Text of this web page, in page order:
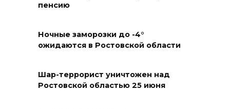
пенсию
Ночные заморозки до -4°
ожидаются в Ростовской области
Шар-террорист уничтожен над
Ростовской областью 25 июня